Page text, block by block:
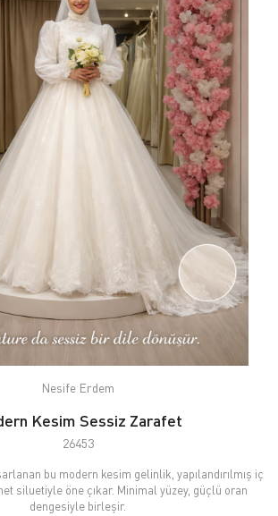
Nesife Erdem
Kesim Sessiz Zarafet
26453
bu modern kesim gelinlik, yapılandırılmış iç
siluetiyle öne çıkar. Minimal yüzey, güçlü oran
dengesiyle birleşir.